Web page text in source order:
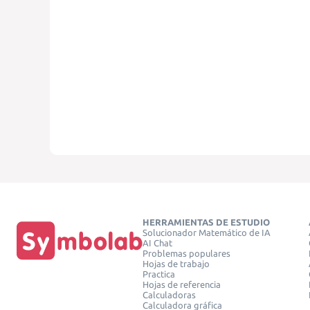
HERRAMIENTAS DE ESTUDIO
Solucionador Matemático de IA
AI Chat
Problemas populares
Hojas de trabajo
Practica
Hojas de referencia
Calculadoras
Calculadora gráfica